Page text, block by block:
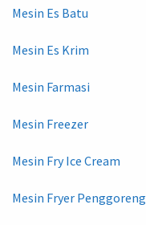
Mesin Es Batu
Mesin Es Krim
Mesin Farmasi
Mesin Freezer
Mesin Fry Ice Cream
Mesin Fryer Penggoreng